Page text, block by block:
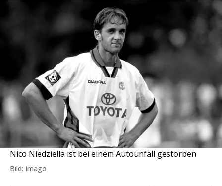
Nico Niedziella ist bei einem Autounfall gestorben
Bild: Imago